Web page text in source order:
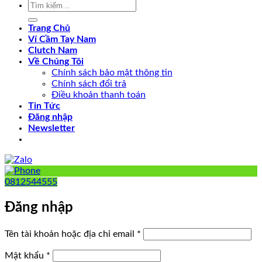
Tìm
Trang Chủ
Ví Cầm Tay Nam
Clutch Nam
Về Chúng Tôi
Chính sách bảo mật thông tin
Chính sách đổi trả
Điều khoản thanh toán
Tin Tức
Đăng nhập
Newsletter
0812544555
Đăng nhập
Tên tài khoản hoặc địa chỉ email *
Mật khẩu *